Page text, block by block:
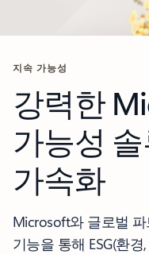
지속 가능성
강력한
가능성
가속화
Microsoft와 글로벌
기능을 통해 ESG(환